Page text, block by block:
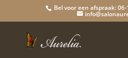
Bel voor een afspraak: